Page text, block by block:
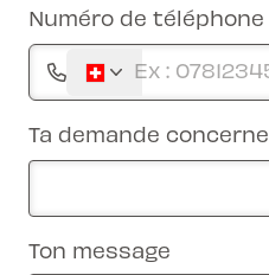
Numéro de téléphone
Ta demande concerne
Ton message